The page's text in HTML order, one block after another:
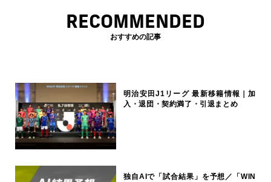
RECOMMENDED
おすすめの記事
明治安田J1リーグ 最新移籍情報｜加
入・退団・契約満了・引退まとめ
独自AIで「試合結果」を予想／「WIN